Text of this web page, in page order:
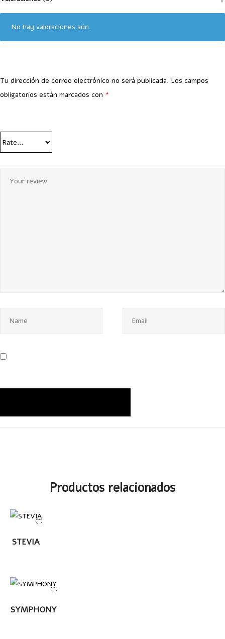
No hay valoraciones aún.
Tu dirección de correo electrónico no será publicada. Los campos
obligatorios están marcados con *
Productos relacionados
MÁS
STEVIA
LEER MÁS
SYMPHONY